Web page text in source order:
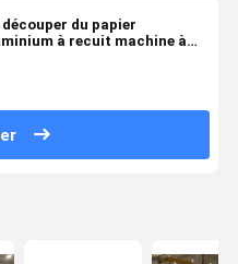
du papier
à recuit machine à